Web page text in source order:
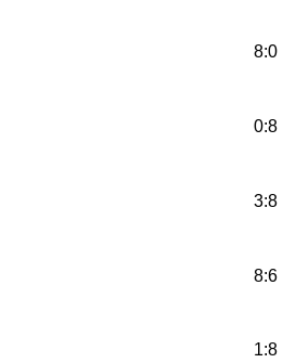
8:0
0:8
3:8
8:6
1:8